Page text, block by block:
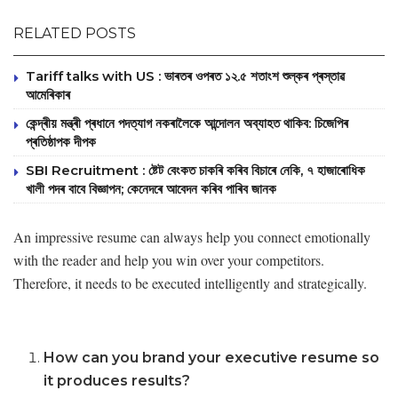
RELATED POSTS
Tariff talks with US : ভাৰতৰ ওপৰত ১২.৫ শতাংশ শুল্কৰ প্ৰস্তাৱ
আমেৰিকাৰ
‎কেন্দ্ৰীয় মন্ত্ৰী প্ৰধানে পদত্যাগ নকৰালৈকে আন্দোলন অব্যাহত থাকিব: চিজেপিৰ
প্ৰতিষ্ঠাপক দীপক
SBI Recruitment : ষ্টেট বেংকত চাকৰি কৰিব বিচাৰে নেকি, ৭ হাজাৰোধিক
খালী পদৰ বাবে বিজ্ঞাপন; কেনেদৰে আবেদন কৰিব পাৰিব জানক
An impressive resume can always help you connect emotionally
with the reader and help you win over your competitors.
Therefore, it needs to be executed intelligently and strategically.
How can you brand your executive resume so
it produces results?